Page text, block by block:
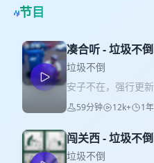
节目
凑合听 - 垃圾不
垃圾不倒
安子不在，强行更新
59分钟 12k+ 1
闯关西 - 垃圾不
垃圾不倒